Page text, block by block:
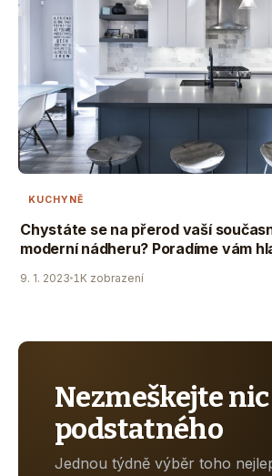
KUCHYNĚ
Chystáte se na přerod vaší
moderní nádheru? Poradíme vám
9. 1. 2023 1K zobrazení
Nezmeškejte nic
podstatného
Jednou týdně výběr toho